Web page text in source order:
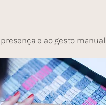
e ao gesto manual.